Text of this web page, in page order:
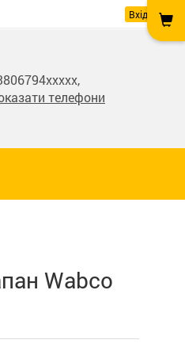
Вхід
телефони
Wabco